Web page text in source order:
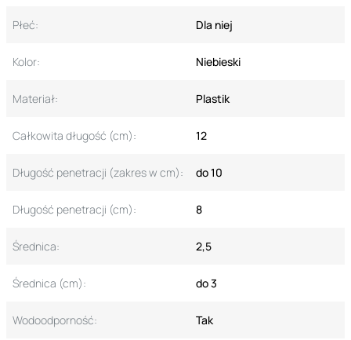
Płeć: Dla niej
Kolor: Niebieski
Materiał: Plastik
Całkowita długość (cm): 12
Długość penetracji (zakres w cm): do 10
Długość penetracji (cm): 8
Średnica: 2,5
Średnica (cm): do 3
Wodoodporność: Tak